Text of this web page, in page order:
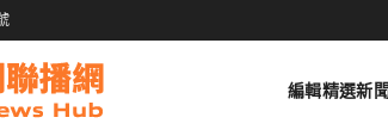
編輯精選新聞